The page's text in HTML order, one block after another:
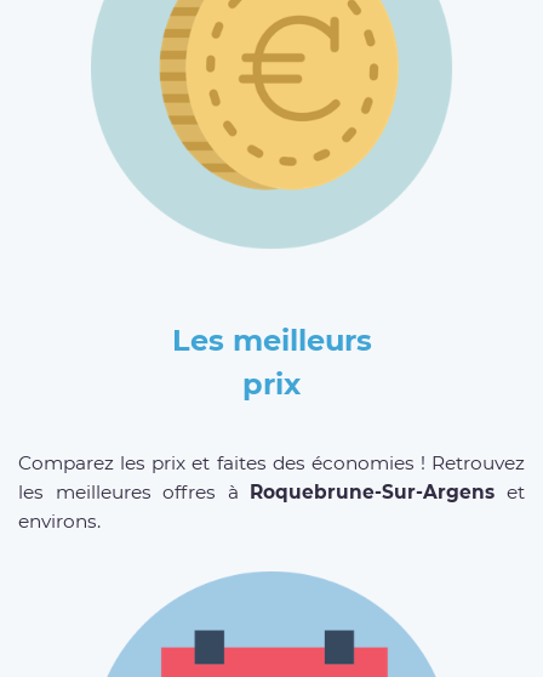
Les meilleurs
prix
Comparez les prix et faites des économies ! Retrouvez
les meilleures offres à Roquebrune-Sur-Argens et
environs.